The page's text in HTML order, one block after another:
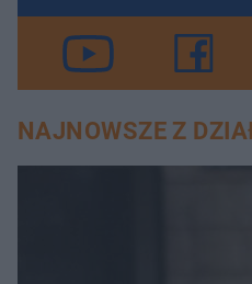
NAJNOWSZE Z